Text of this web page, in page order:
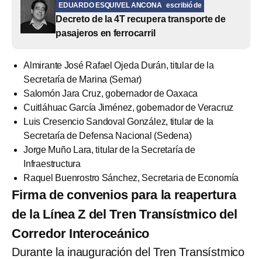
EDUARDO ESQUIVEL ANCONA escribió de
Decreto de la 4T recupera transporte de
pasajeros en ferrocarril
Almirante José Rafael Ojeda Durán, titular de la
Secretaría de Marina (Semar)
Salomón Jara Cruz, gobernador de Oaxaca
Cuitláhuac García Jiménez, gobernador de Veracruz
Luis Cresencio Sandoval González, titular de la
Secretaría de Defensa Nacional (Sedena)
Jorge Muño Lara, titular de la Secretaría de
Infraestructura
Raquel Buenrostro Sánchez, Secretaria de Economía
Firma de convenios para la reapertura
de la Línea Z del Tren Transístmico del
Corredor Interoceánico
Durante la inauguración del Tren Transístmico